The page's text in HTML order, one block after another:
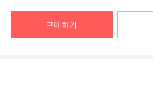
구매하기